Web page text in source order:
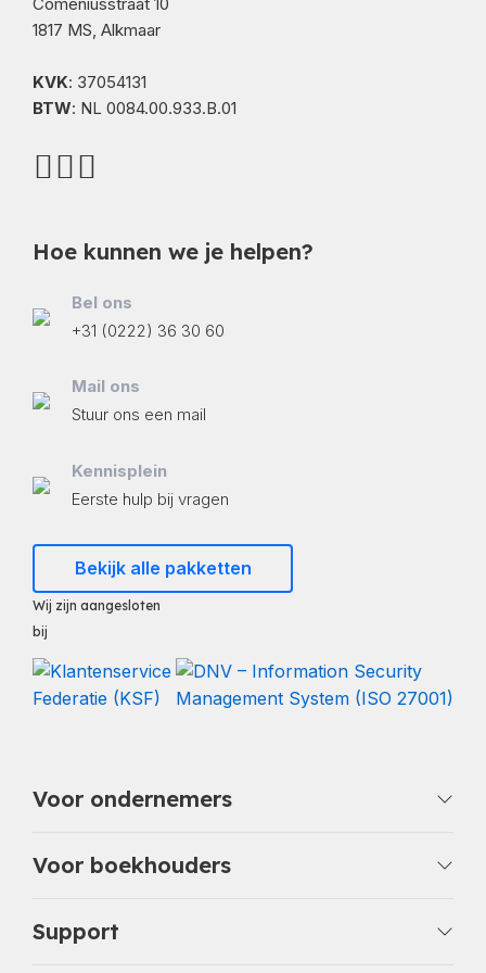
1817 MS, Alkmaar
KVK: 37054131
BTW: NL 0084.00.933.B.01
Hoe kunnen we je helpen?
Bel ons
+31 (0222) 36 30 60
Mail ons
Stuur ons een mail
Kennisplein
Eerste hulp bij vragen
Bekijk alle pakketten
Wij zijn aangesloten
bij
Voor ondernemers
Voor boekhouders
Support